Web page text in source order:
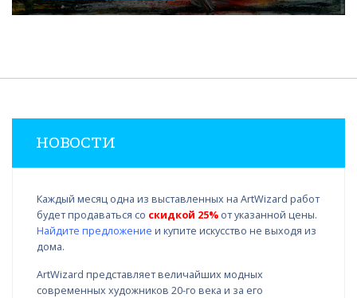
НОВОСТИ
Каждый месяц одна из выставленных на ArtWizard работ
будет продаваться со скидкой 25% от указанной цены.
Найдите предложение и купите искусство не выходя из
дома.
ArtWizard представляет величайших модных
современных художников 20-го века и за его